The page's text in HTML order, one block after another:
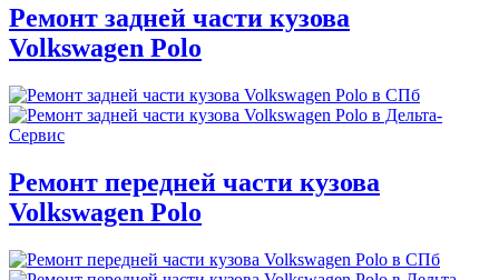
Ремонт задней части кузова
Volkswagen Polo
Ремонт передней части кузова
Volkswagen Polo